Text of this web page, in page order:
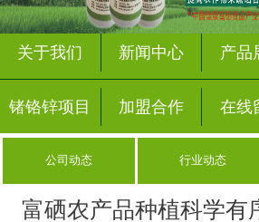
关于我们 新闻中心 产品
锗铬锌项目 加盟合作 在线
公司动态 行业动态
富硒农产品种植科学有